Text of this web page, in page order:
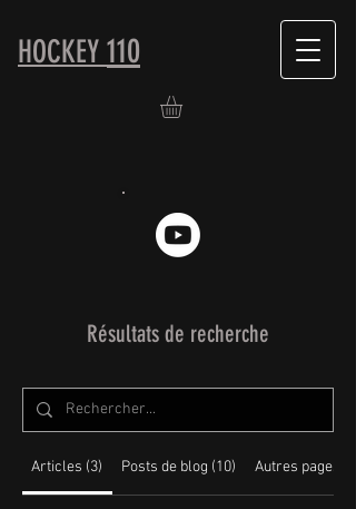
HOCKEY 110
Résultats de recherche
Articles (3) Posts de blog (10) Autres pages (8)